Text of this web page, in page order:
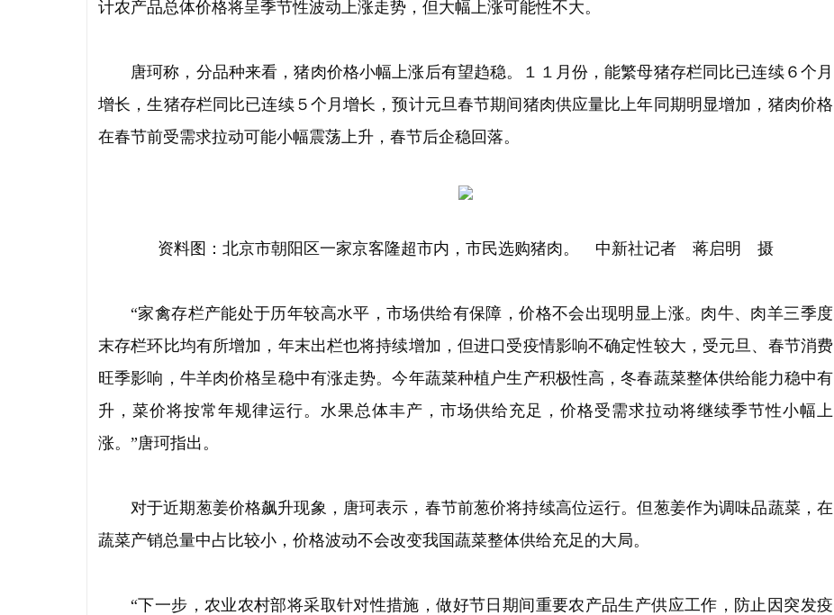
计农产品总体价格将呈季节性波动上涨走势，但大幅上涨可能性不大。
唐珂称，分品种来看，猪肉价格小幅上涨后有望趋稳。１１月份，能繁母猪存栏同比已连续６个月
增长，生猪存栏同比已连续５个月增长，预计元旦春节期间猪肉供应量比上年同期明显增加，猪肉价格
在春节前受需求拉动可能小幅震荡上升，春节后企稳回落。
资料图：北京市朝阳区一家京客隆超市内，市民选购猪肉。 中新社记者 蒋启明 摄
“家禽存栏产能处于历年较高水平，市场供给有保障，价格不会出现明显上涨。肉牛、肉羊三季度
末存栏环比均有所增加，年末出栏也将持续增加，但进口受疫情影响不确定性较大，受元旦、春节消费
旺季影响，牛羊肉价格呈稳中有涨走势。今年蔬菜种植户生产积极性高，冬春蔬菜整体供给能力稳中有
升，菜价将按常年规律运行。水果总体丰产，市场供给充足，价格受需求拉动将继续季节性小幅上
涨。”唐珂指出。
对于近期葱姜价格飙升现象，唐珂表示，春节前葱价将持续高位运行。但葱姜作为调味品蔬菜，在
蔬菜产销总量中占比较小，价格波动不会改变我国蔬菜整体供给充足的大局。
“下一步，农业农村部将采取针对性措施，做好节日期间重要农产品生产供应工作，防止因突发疫